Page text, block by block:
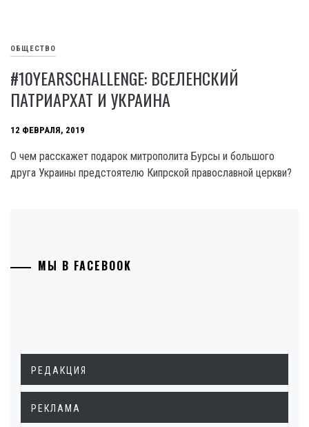
ОБЩЕСТВО
#10YEARSCHALLENGE: ВСЕЛЕНСКИЙ
ПАТРИАРХАТ И УКРАИНА
12 ФЕВРАЛЯ, 2019
О чем расскажет подарок митрополита Бурсы и большого
друга Украины предстоятелю Кипрской православной церкви?
МЫ В FACEBOOK
РЕДАКЦИЯ
РЕКЛАМА